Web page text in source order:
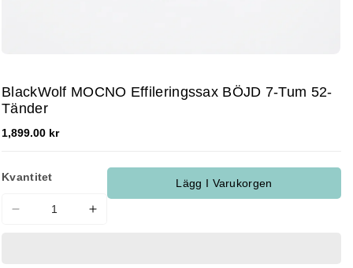
BlackWolf MOCNO Effileringssax BÖJD 7-Tum 52-
Tänder
1,899.00 kr
Kvantitet
Minska
Öka
Lägg I Varukorgen